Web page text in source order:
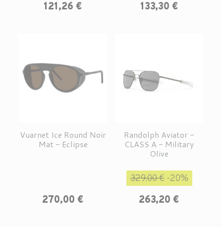
121,26 €
133,30 €
Vuarnet Ice Round Noir
Mat - Eclipse
Prix
270,00 €
Randolph Aviator -
CLASS A - Military
Olive
Prix de base
329,00 €-20%
263,20 €